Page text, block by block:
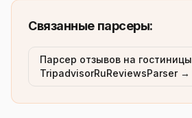
Связанные парсеры:
Парсер отзывов на гостиницы
TripadvisorRuReviewsParser →